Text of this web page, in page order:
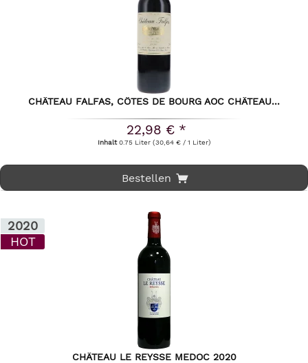
CHÂTEAU FALFAS, CÔTES DE BOURG AOC CHÂTEAU...
22,98 € *
Inhalt0.75 Liter (30,64 € / 1 Liter)
Bestellen
2020
HOT
CHÂTEAU LE REYSSE MEDOC 2020